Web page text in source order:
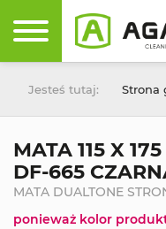
Jesteś tutaj: Strona
MATA 115 X
DF-665
MATA DUALTONE
ponieważ kolor